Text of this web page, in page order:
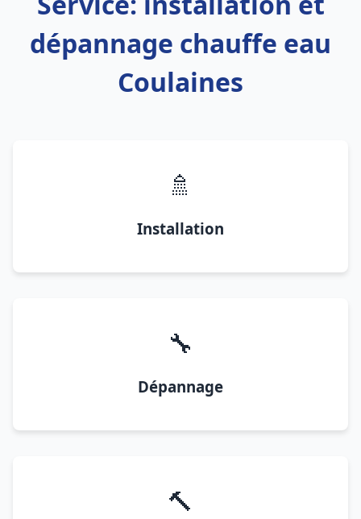
dépannage chauffe eau
Coulaines
🚿
Installation
🔧
Dépannage
🔨